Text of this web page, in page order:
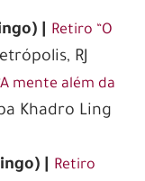
|
Retiro “O
RJ
mente além da
Khadro Ling
|
Retiro